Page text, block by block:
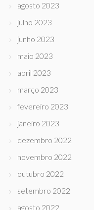
agosto 2023
julho 2023
junho 2023
maio 2023
abril 2023
março 2023
fevereiro 2023
janeiro 2023
dezembro 2022
novembro 2022
outubro 2022
setembro 2022
agosto 2022